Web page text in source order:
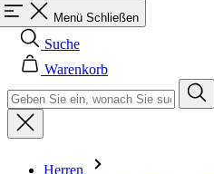
Herren
Alle in der Kategorie